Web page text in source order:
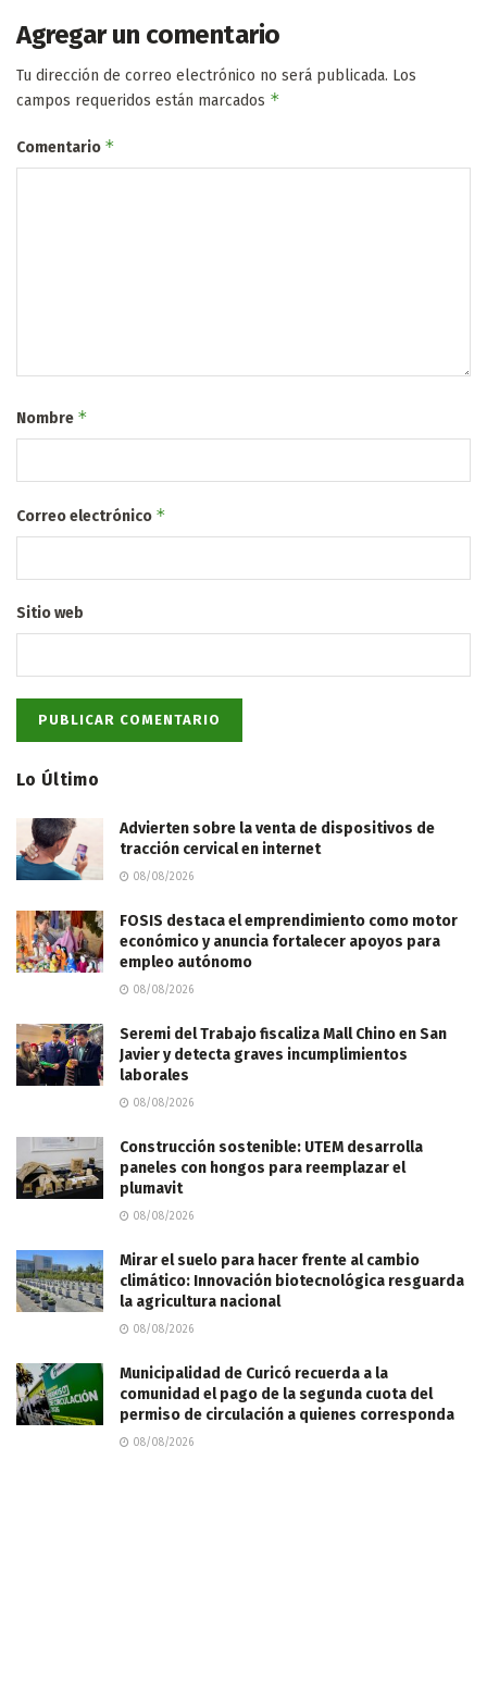
Agregar un comentario
Tu dirección de correo electrónico no será publicada. Los
campos requeridos están marcados *
Comentario *
Nombre *
Correo electrónico *
Sitio web
Lo Último
Advierten sobre la venta de dispositivos de
tracción cervical en internet
08/08/2026
FOSIS destaca el emprendimiento como motor
económico y anuncia fortalecer apoyos para
empleo autónomo
08/08/2026
Seremi del Trabajo fiscaliza Mall Chino en San
Javier y detecta graves incumplimientos
laborales
08/08/2026
Construcción sostenible: UTEM desarrolla
paneles con hongos para reemplazar el
plumavit
08/08/2026
Mirar el suelo para hacer frente al cambio
climático: Innovación biotecnológica resguarda
la agricultura nacional
08/08/2026
Municipalidad de Curicó recuerda a la
comunidad el pago de la segunda cuota del
permiso de circulación a quienes corresponda
08/08/2026